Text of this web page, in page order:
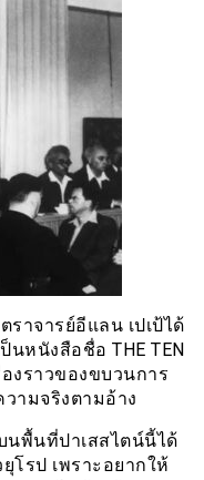
าจารย์อีแลน เปเป้ได้
หนังสือชื่อ THE TEN
องราวของขบวนการ
ามจริงตามอ้าง
นพื้นที่ปาเสสไตน์นี้ได้
โรป เพราะอยากให้